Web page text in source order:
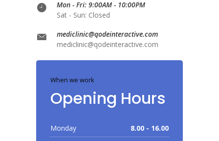
Mon - Fri: 9:00AM - 10:00PM
Sat - Sun: Closed
mediclinic@qodeinteractive.com
mediclinic@qodeinteractive.com
When we work
Opening Hours
Monday 8.00 - 16.00